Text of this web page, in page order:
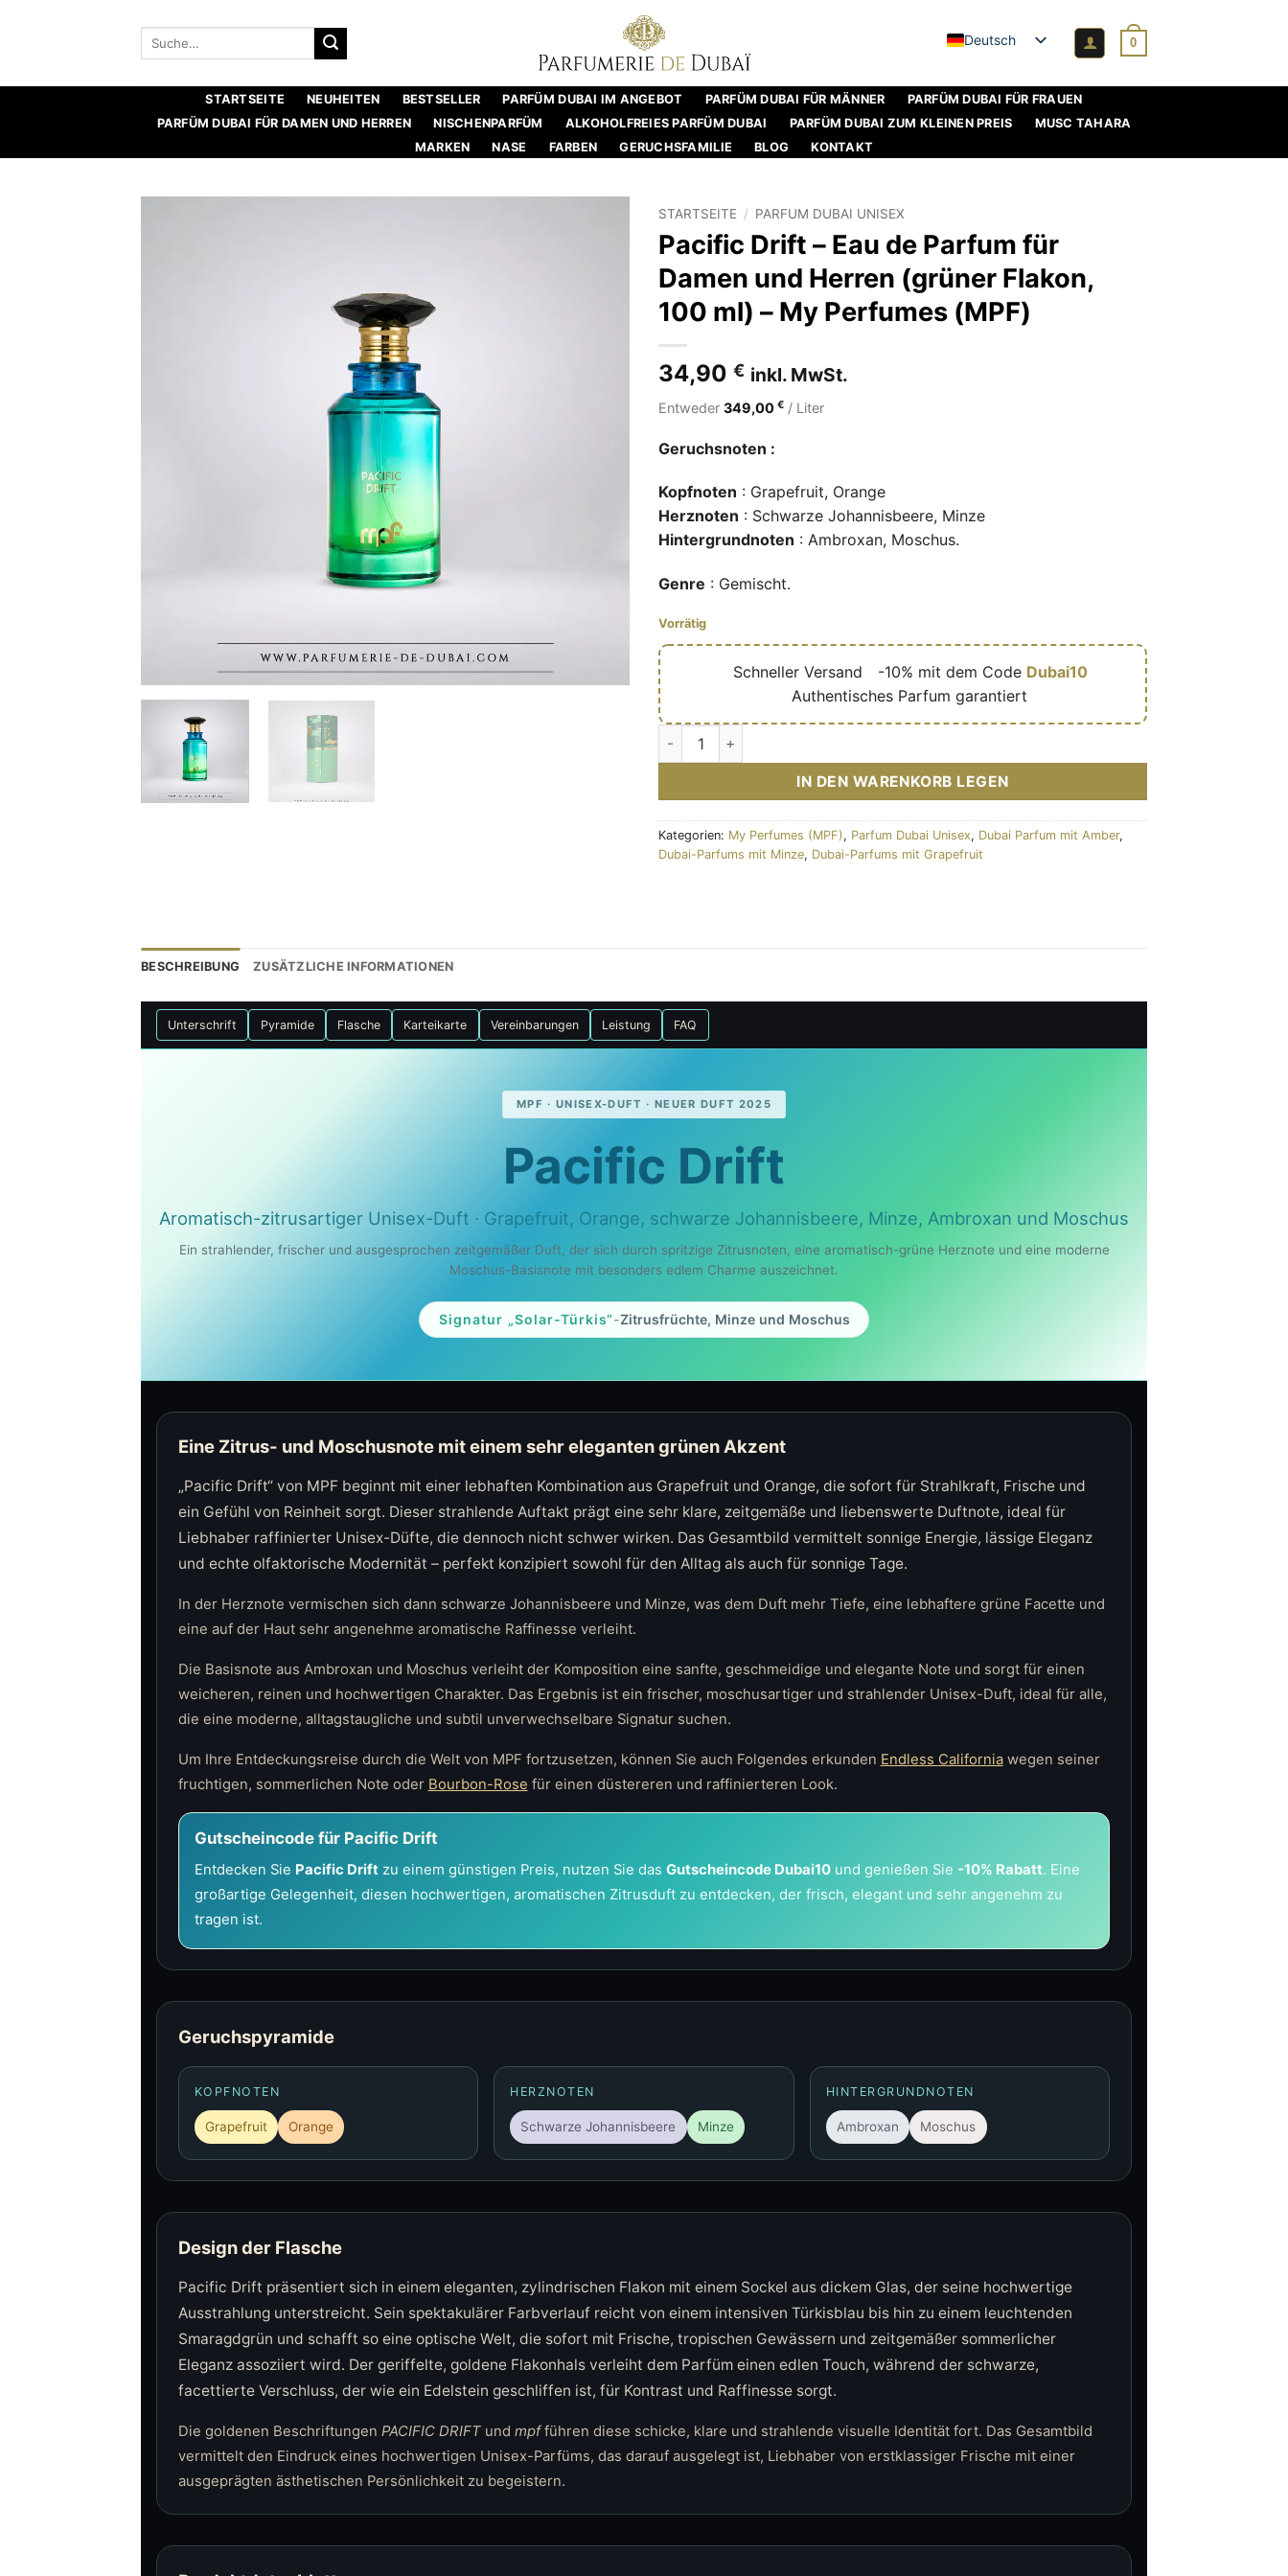
Suche
Deutsch 0
STARTSEITE NEUHEITEN BESTSELLER PARFÜM DUBAI IM ANGEBOT PARFÜM DUBAI FÜR MÄNNER
PARFÜM DUBAI FÜR FRAUEN
PARFÜM DUBAI FÜR DAMEN UND HERREN
NISCHENPARFÜM ALKOHOLFREIES PARFÜM DUBAI PARFÜM DUBAI ZUM KLEINEN PREIS
MUSC TAHARA
MARKEN
NASE FARBEN GERUCHSFAMILIE BLOG KONTAKT
STARTSEITE / PARFUM DUBAI UNISEX
Pacific Drift – Eau de Parfum für
Damen und Herren (grüner Flakon,
100 ml) – My Perfumes (MPF)
34,90 € inkl. MwSt.
Entweder 349,00 € / Liter
Geruchsnoten :
Kopfnoten : Grapefruit, Orange
Herznoten : Schwarze Johannisbeere, Minze
Hintergrundnoten : Ambroxan, Moschus.
Genre : Gemischt.
Vorrätig
Schneller Versand -10% mit dem Code Dubai10
Authentisches Parfum garantiert
Pacific Drift – Eau de parfum mixte (flacon vert 100 ml) – My Perfumes (MPF) Menge
IN DEN WARENKORB LEGEN
Kategorien: My Perfumes (MPF), Parfum Dubai Unisex, Dubai Parfum mit Amber,
Dubai-Parfums mit Minze, Dubai-Parfums mit Grapefruit
BESCHREIBUNG ZUSÄTZLICHE INFORMATIONEN
Unterschrift Pyramide Flasche Karteikarte Vereinbarungen Leistung FAQ
MPF · UNISEX-DUFT · NEUER DUFT 2025
Pacific Drift
Aromatisch-zitrusartiger Unisex-Duft · Grapefruit, Orange, schwarze Johannisbeere, Minze, Ambroxan und Moschus
Ein strahlender, frischer und ausgesprochen zeitgemäßer Duft, der sich durch spritzige Zitrusnoten, eine aromatisch-grüne Herznote und eine moderne
Moschus-Basisnote mit besonders edlem Charme auszeichnet.
Signatur „Solar-Türkis“-Zitrusfrüchte, Minze und Moschus
Eine Zitrus- und Moschusnote mit einem sehr eleganten grünen Akzent
„Pacific Drift“ von MPF beginnt mit einer lebhaften Kombination aus Grapefruit und Orange, die sofort für Strahlkraft, Frische und
ein Gefühl von Reinheit sorgt. Dieser strahlende Auftakt prägt eine sehr klare, zeitgemäße und liebenswerte Duftnote, ideal für
Liebhaber raffinierter Unisex-Düfte, die dennoch nicht schwer wirken. Das Gesamtbild vermittelt sonnige Energie, lässige Eleganz
und echte olfaktorische Modernität – perfekt konzipiert sowohl für den Alltag als auch für sonnige Tage.
In der Herznote vermischen sich dann schwarze Johannisbeere und Minze, was dem Duft mehr Tiefe, eine lebhaftere grüne Facette und
eine auf der Haut sehr angenehme aromatische Raffinesse verleiht.
Die Basisnote aus Ambroxan und Moschus verleiht der Komposition eine sanfte, geschmeidige und elegante Note und sorgt für einen
weicheren, reinen und hochwertigen Charakter. Das Ergebnis ist ein frischer, moschusartiger und strahlender Unisex-Duft, ideal für alle,
die eine moderne, alltagstaugliche und subtil unverwechselbare Signatur suchen.
Um Ihre Entdeckungsreise durch die Welt von MPF fortzusetzen, können Sie auch Folgendes erkunden Endless Californiawegen seiner
fruchtigen, sommerlichen Note oder Bourbon-Rose für einen düstereren und raffinierteren Look.
Gutscheincode für Pacific Drift
Entdecken Sie Pacific Driftzu einem günstigen Preis, nutzen Sie das Gutscheincode Dubai10und genießen Sie -10% Rabatt. Eine
großartige Gelegenheit, diesen hochwertigen, aromatischen Zitrusduft zu entdecken, der frisch, elegant und sehr angenehm zu
tragen ist.
Geruchspyramide
KOPFNOTEN
Grapefruit Orange
HERZNOTEN
Schwarze Johannisbeere Minze
HINTERGRUNDNOTEN
Ambroxan Moschus
Design der Flasche
Pacific Drift präsentiert sich in einem eleganten, zylindrischen Flakon mit einem Sockel aus dickem Glas, der seine hochwertige
Ausstrahlung unterstreicht. Sein spektakulärer Farbverlauf reicht von einem intensiven Türkisblau bis hin zu einem leuchtenden
Smaragdgrün und schafft so eine optische Welt, die sofort mit Frische, tropischen Gewässern und zeitgemäßer sommerlicher
Eleganz assoziiert wird. Der geriffelte, goldene Flakonhals verleiht dem Parfüm einen edlen Touch, während der schwarze,
facettierte Verschluss, der wie ein Edelstein geschliffen ist, für Kontrast und Raffinesse sorgt.
Die goldenen Beschriftungen PACIFIC DRIFTund mpfführen diese schicke, klare und strahlende visuelle Identität fort. Das Gesamtbild
vermittelt den Eindruck eines hochwertigen Unisex-Parfüms, das darauf ausgelegt ist, Liebhaber von erstklassiger Frische mit einer
ausgeprägten ästhetischen Persönlichkeit zu begeistern.